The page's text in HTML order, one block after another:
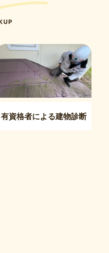
有資格者による建物診断